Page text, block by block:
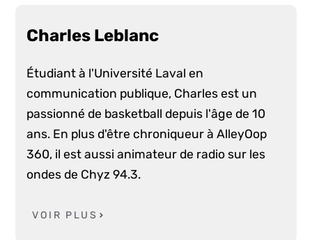
Charles Leblanc
Étudiant à l'Université Laval en
communication publique, Charles est un
passionné de basketball depuis l'âge de 10
ans. En plus d'être chroniqueur à AlleyOop
360, il est aussi animateur de radio sur les
ondes de Chyz 94.3.
VOIR PLUS